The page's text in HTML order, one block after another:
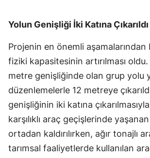
Yolun Genişliği İki Katına Çıkarıldı
Projenin en önemli aşamalarından
fiziki kapasitesinin artırılması
metre genişliğinde olan grup yolu
düzenlemelerle 12 metreye
genişliğinin iki katına
karşılıklı araç geçişlerinde
ortadan kaldırılırken, ağır tonajlı
tarımsal faaliyetlerde kullanılan